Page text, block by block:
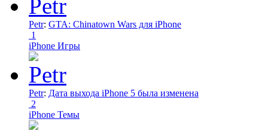
Petr: GTA: Chinatown Wars для iPhone
1
iPhone Игры
Petr: Дата выхода iPhone 5 была изменена
2
iPhone Темы